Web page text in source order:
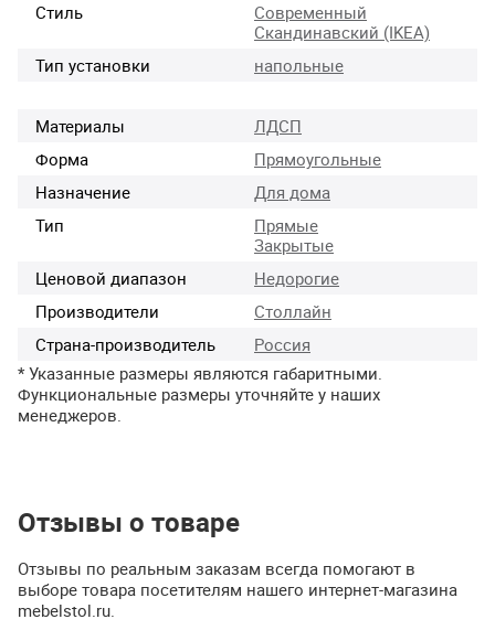
Стиль
Современный
Скандинавский (IKEA)
Тип установки
напольные
Материалы
ЛДСП
Форма
Прямоугольные
Назначение
Для дома
Тип
Прямые
Закрытые
Ценовой диапазон
Недорогие
Производители
Столлайн
Страна-производитель
Россия
* Указанные размеры являются габаритными.
Функциональные размеры уточняйте у наших
менеджеров.
Отзывы о товаре
Отзывы по реальным заказам всегда помогают в
выборе товара посетителям нашего интернет-магазина
mebelstol.ru.